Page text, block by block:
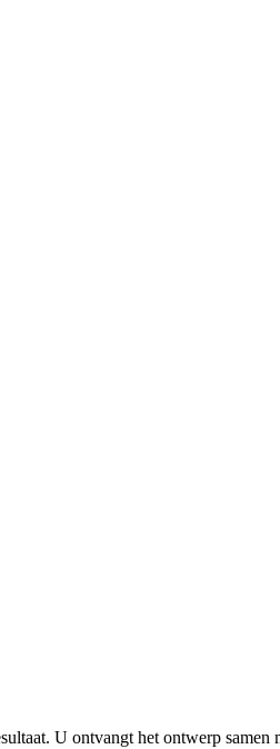
U ontvangt het ontwerp samen